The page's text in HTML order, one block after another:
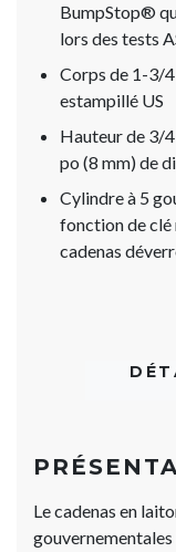
BumpStop®
lors des tests
Corps de 1-3/
estampillé US
Hauteur de 3/
po (8 mm) de
Cylindre à 5
fonction de clé
cadenas
Le cadenas en